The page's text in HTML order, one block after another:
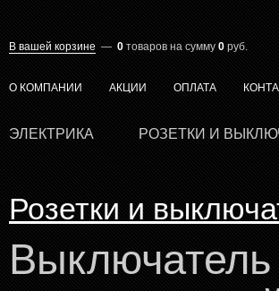
В вашей корзине — 0 товаров на сумму 0 руб.
О КОМПАНИИ АКЦИИ ОПЛАТА
ЭЛЕКТРИКА РОЗЕТКИ И
Розетки и